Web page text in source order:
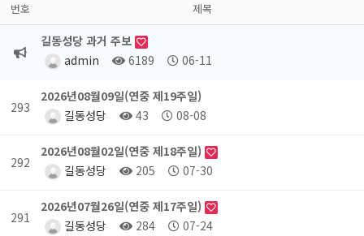
번호 제목
길동성당 과거 주보
admin
6189 06-11
293
2026년08월09일(연중 제19주일)
길동성당
43 08-08
292
2026년08월02일(연중 제18주일)
길동성당
205 07-30
291
2026년07월26일(연중 제17주일)
길동성당
284 07-24